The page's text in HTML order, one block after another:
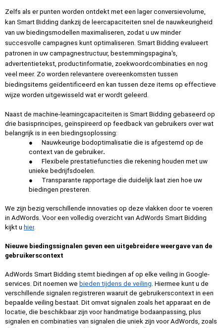
Zelfs als er punten worden ontdekt met een lager conversievolume,
kan Smart Bidding dankzij de leercapaciteiten snel de nauwkeurigheid
van uw biedingsmodellen maximaliseren, zodat u uw minder
succesvolle campagnes kunt optimaliseren. Smart Bidding evalueert
patronen in uw campagnestructuur, bestemmingspagina's,
advertentietekst, productinformatie, zoekwoordcombinaties en nog
veel meer. Zo worden relevantere overeenkomsten tussen
biedingsitems geïdentificeerd en kan tussen deze items op effectieve
wijze worden uitgewisseld wat er wordt geleerd.
Naast de machine-learningcapaciteiten is Smart Bidding gebaseerd op
drie basisprincipes, geïnspireerd op feedback van gebruikers over wat
belangrijk is in een biedingsoplossing:
●
Nauwkeurige bodoptimalisatie die is afgestemd op de
context van de gebruiker.
●
Flexibele prestatiefuncties die rekening houden met uw
unieke bedrijfsdoelen.
●
Transparante rapportage die duidelijk laat zien hoe uw
biedingen presteren.
We zijn bezig verschillende innovaties op deze vlakken door te voeren
in AdWords. Voor een volledig overzicht van AdWords Smart Bidding
kijkt u hier.
Nieuwe biedingssignalen geven een uitgebreidere weergave van de
gebruikerscontext
AdWords Smart Bidding stemt biedingen af op elke veiling in Google-
services. Dit noemen we bieden tijdens de veiling. Hiermee kunt u de
verschillende signalen registreren waaruit de gebruikerscontext in een
bepaalde veiling bestaat. Dit omvat signalen zoals het apparaat en de
locatie, die beschikbaar zijn voor handmatige bodaanpassing, plus
signalen en combinaties van signalen die uniek zijn voor AdWords, zoals